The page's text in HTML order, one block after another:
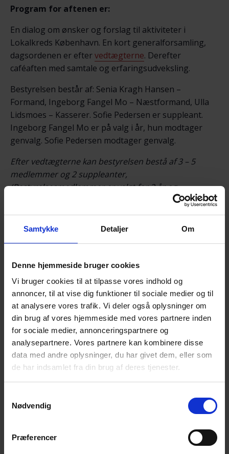
Samtykke Detaljer Om
Denne hjemmeside bruger cookies
Vi bruger cookies til at tilpasse vores indhold og
annoncer, til at vise dig funktioner til sociale medier og til
at analysere vores trafik. Vi deler også oplysninger om
din brug af vores hjemmeside med vores partnere inden
for sociale medier, annonceringspartnere og
analysepartnere. Vores partnere kan kombinere disse
data med andre oplysninger, du har givet dem, eller som
de har indsamlet fra din brug af deres tjenester.
Nødvendig
Præferencer
Program for aftenen er:
En dialog om ønsker og forslag til aktiviteter i
Lokalkreds København. En kort generalforsamling,
dagsordenen er eftervedtægterne. Derefter
caféaften med samtale og erfaringsudveksling.
Bestyrelsen består af: Senia Kragh Hansen –
Formand, Ingeborg Fangel Mo – Næstformand, Ulla
Lidsmoes – Kasserer. Sofie Pedersen er suppleant.
Ingeborg Fangel Mo er på valg i år, hun modtager
genvalg. Sofie Pedersen modtager genvalg.
Efter vedtægterne kan bestyrelsen bestå af 3 – 5
medlemmer og 2 suppleanter,
(Bestyrelsesmedlemmer er valgt for 2 år og
Valg af dirigent.
Valg af to stemmetællere.
Godkendelse af endelig dagsorden.
Bestyrelsens årsberetning.
Årsregnskab til godkendelse.
Valg til bestyrelse og suppleanter.
Valg af revisor og revisorsuppleant.
Indkomne forslag.
Eventuelt.
Der serveres kaffe og te med lidt sødt til.
NB! Tilmelding senest søndag 15. marts kl. 18.00
https://efterladte.nemtilmeld.dk/563/